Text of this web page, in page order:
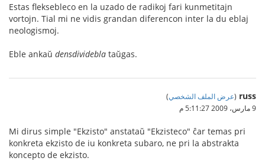
Estas fleksebleco en la uzado de radikoj fari kunmetitajn
vortojn. Tial mi ne vidis grandan diferencon inter la du eblaj
neologismoj.
Eble ankaŭ densdividebla taŭgas.
russ
(عرض الملف الشخصي)
9 مارس، 2009 5:11:27 م
Mi dirus simple "Ekzisto" anstataŭ "Ekzisteco" ĉar temas pri
konkreta ekzisto de iu konkreta subaro, ne pri la abstrakta
koncepto de ekzisto.